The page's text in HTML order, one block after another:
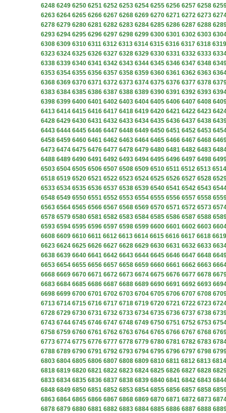
6248 6249 6250 6251 6252 6253 6254 6255 6256 6257 6258
6263 6264 6265 6266 6267 6268 6269 6270 6271 6272 6273
6278 6279 6280 6281 6282 6283 6284 6285 6286 6287 6288
6293 6294 6295 6296 6297 6298 6299 6300 6301 6302 6303
6308 6309 6310 6311 6312 6313 6314 6315 6316 6317 6318 6319
6323 6324 6325 6326 6327 6328 6329 6330 6331 6332 6333
6338 6339 6340 6341 6342 6343 6344 6345 6346 6347 6348
6353 6354 6355 6356 6357 6358 6359 6360 6361 6362 6363
6368 6369 6370 6371 6372 6373 6374 6375 6376 6377 6378
6383 6384 6385 6386 6387 6388 6389 6390 6391 6392 6393
6398 6399 6400 6401 6402 6403 6404 6405 6406 6407 6408
6413 6414 6415 6416 6417 6418 6419 6420 6421 6422 6423
6428 6429 6430 6431 6432 6433 6434 6435 6436 6437 6438
6443 6444 6445 6446 6447 6448 6449 6450 6451 6452 6453
6458 6459 6460 6461 6462 6463 6464 6465 6466 6467 6468
6473 6474 6475 6476 6477 6478 6479 6480 6481 6482 6483
6488 6489 6490 6491 6492 6493 6494 6495 6496 6497 6498
6503 6504 6505 6506 6507 6508 6509 6510 6511 6512 6513 6514
6518 6519 6520 6521 6522 6523 6524 6525 6526 6527 6528
6533 6534 6535 6536 6537 6538 6539 6540 6541 6542 6543
6548 6549 6550 6551 6552 6553 6554 6555 6556 6557 6558
6563 6564 6565 6566 6567 6568 6569 6570 6571 6572 6573
6578 6579 6580 6581 6582 6583 6584 6585 6586 6587 6588
6593 6594 6595 6596 6597 6598 6599 6600 6601 6602 6603
6608 6609 6610 6611 6612 6613 6614 6615 6616 6617 6618 6619
6623 6624 6625 6626 6627 6628 6629 6630 6631 6632 6633
6638 6639 6640 6641 6642 6643 6644 6645 6646 6647 6648
6653 6654 6655 6656 6657 6658 6659 6660 6661 6662 6663
6668 6669 6670 6671 6672 6673 6674 6675 6676 6677 6678
6683 6684 6685 6686 6687 6688 6689 6690 6691 6692 6693
6698 6699 6700 6701 6702 6703 6704 6705 6706 6707 6708
6713 6714 6715 6716 6717 6718 6719 6720 6721 6722 6723
6728 6729 6730 6731 6732 6733 6734 6735 6736 6737 6738
6743 6744 6745 6746 6747 6748 6749 6750 6751 6752 6753
6758 6759 6760 6761 6762 6763 6764 6765 6766 6767 6768
6773 6774 6775 6776 6777 6778 6779 6780 6781 6782 6783
6788 6789 6790 6791 6792 6793 6794 6795 6796 6797 6798
6803 6804 6805 6806 6807 6808 6809 6810 6811 6812 6813 6814
6818 6819 6820 6821 6822 6823 6824 6825 6826 6827 6828
6833 6834 6835 6836 6837 6838 6839 6840 6841 6842 6843
6848 6849 6850 6851 6852 6853 6854 6855 6856 6857 6858
6863 6864 6865 6866 6867 6868 6869 6870 6871 6872 6873
6878 6879 6880 6881 6882 6883 6884 6885 6886 6887 6888